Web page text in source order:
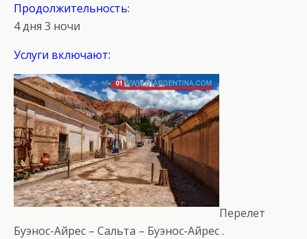
Продолжительность:
4 дня 3 ночи
Услуги включают:
Перелет
Буэнос-Айрес – Сальта – Буэнос-Айрес .